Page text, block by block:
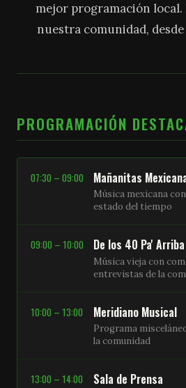
mejor programación local.
nuestra comunidad,
PROGRAMACIÓN
07:30 – 09:00 Mañanitas
Música mexicana
estado del tiempo
09:00 – 10:00 De los 40 Pa' Arriba
Música vieja con
entrevistas de la
10:00 – 13:00 Meridiano Musical
Programa
la comunidad
13:00 – 14:00 Sala de Prensa